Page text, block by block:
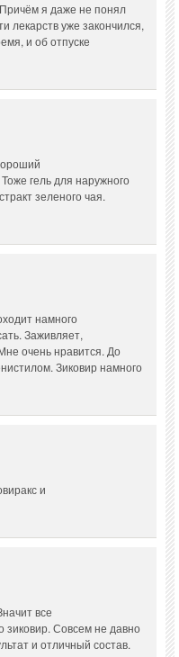
я даже не понял
лекарств уже закончился,
и об отпуске
гель для наружного
зеленого чая.
намного
Заживляет,
очень нравится. До
Зиковир намного
и
все
зиковир. Совсем не давно
и отличный состав.